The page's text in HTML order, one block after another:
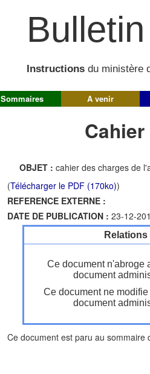
Instructions du ministère
Sommaires A venir
OBJET : cahier des charges de
(Télécharger le PDF (170ko))
REFERENCE EXTERNE :
DATE DE PUBLICATION : 23-12-
Ce document n'abroge
document
Ce document ne
document
Ce document est paru au sommaire